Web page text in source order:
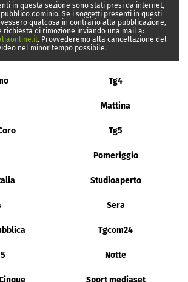
in questa sezione sono stati presi da internet,
dominio. Se i soggetti presenti in questi
qualcosa in contrario alla pubblicazione,
richiesta di rimozione inviando una mail a:
. Provvederemo alla cancellazione del
nel minor tempo possibile.
Tg4
Mattina
Tg5
Pomeriggio
Studioaperto
Sera
Tgcom24
Notte